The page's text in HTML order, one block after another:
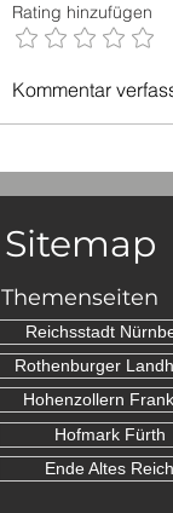
Mehrere
Rating hinzufügen
Kommentar
Sitemap
Themenseiten
Reichsstadt
Rothenburger
Hohenzollern
Hofmark Fürth
Ende Altes Reich